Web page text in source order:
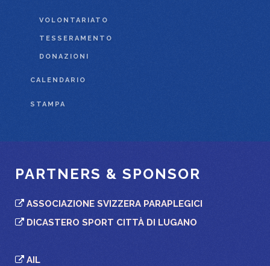
VOLONTARIATO
TESSERAMENTO
DONAZIONI
CALENDARIO
STAMPA
PARTNERS & SPONSOR
ASSOCIAZIONE SVIZZERA PARAPLEGICI
DICASTERO SPORT CITTÀ DI LUGANO
AIL